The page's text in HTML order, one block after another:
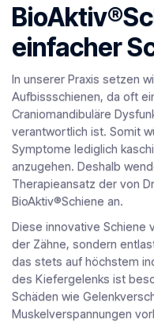
einfacher
In unserer Praxis setzen
Aufbissschienen, da oft
Craniomandibuläre
verantwortlich ist. Somit
Symptome lediglich
anzugehen. Deshalb
Therapieansatz der von
BioAktiv®Schiene an.
Diese innovative Schiene
der Zähne, sondern
das stets auf höchstem
des Kiefergelenks ist
Schäden wie
Muskelverspannungen